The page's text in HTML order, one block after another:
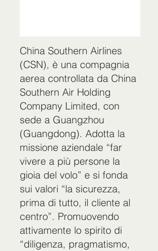
China Southern Airlines
(CSN), è una compagnia
aerea controllata da China
Southern Air Holding
Company Limited, con
sede a Guangzhou
(Guangdong). Adotta la
missione aziendale “far
vivere a più persone la
gioia del volo” e si fonda
sui valori “la sicurezza,
prima di tutto, il cliente al
centro”. Promuovendo
attivamente lo spirito di
“diligenza, pragmatismo,